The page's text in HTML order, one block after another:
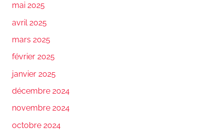
mai 2025
avril 2025
mars 2025
février 2025
janvier 2025
décembre 2024
novembre 2024
octobre 2024